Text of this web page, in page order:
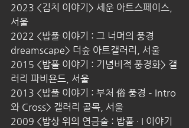
2023 <김치 이야기> 세운 아트스페이스,
서울
2022 <밥풀 이야기 : 그 너머의 풍경
dreamscape> 더숲 아트갤러리, 서울
2015 <밥풀 이야기 : 기념비적 풍경화> 갤
러리 파비욘드, 서울
2013 <밥풀 이야기 : 부처 俗 풍경 – Intro
와 Cross> 갤러리 골목, 서울
2009 <밥상 위의 연금술 : 밥풀 ∙ I 이야기